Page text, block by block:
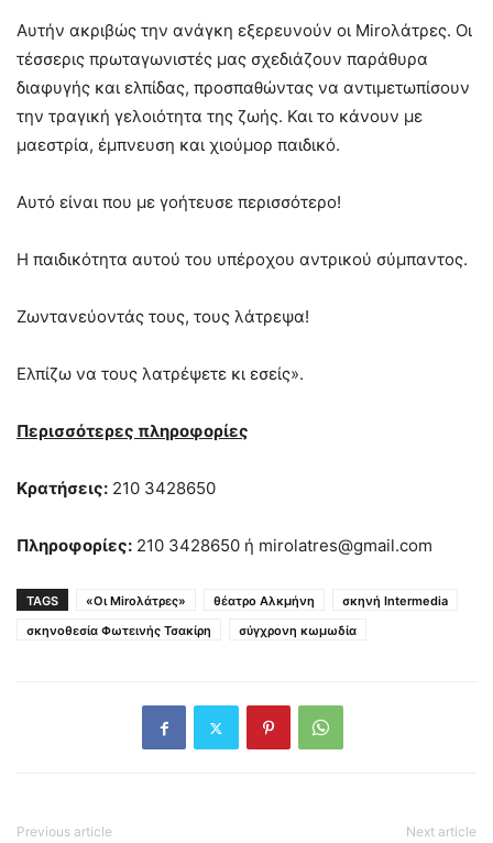
Αυτήν ακριβώς την ανάγκη εξερευνούν οι Miroλάτρες. Οι
τέσσερις πρωταγωνιστές μας σχεδιάζουν παράθυρα
διαφυγής και ελπίδας, προσπαθώντας να αντιμετωπίσουν
την τραγική γελοιότητα της ζωής. Και το κάνουν με
μαεστρία, έμπνευση και χιούμορ παιδικό.
Αυτό είναι που με γοήτευσε περισσότερο!
Η παιδικότητα αυτού του υπέροχου αντρικού σύμπαντος.
Ζωντανεύοντάς τους, τους λάτρεψα!
Ελπίζω να τους λατρέψετε κι εσείς».
Περισσότερες πληροφορίες
Κρατήσεις: 210 3428650
Πληροφορίες: 210 3428650 ή mirolatres@gmail.com
TAGS «Οι Miroλάτρες» θέατρο Αλκμήνη
σκηνή Intermedia
σκηνοθεσία Φωτεινής Τσακίρη
σύγχρονη κωμωδία
Previous article Next article